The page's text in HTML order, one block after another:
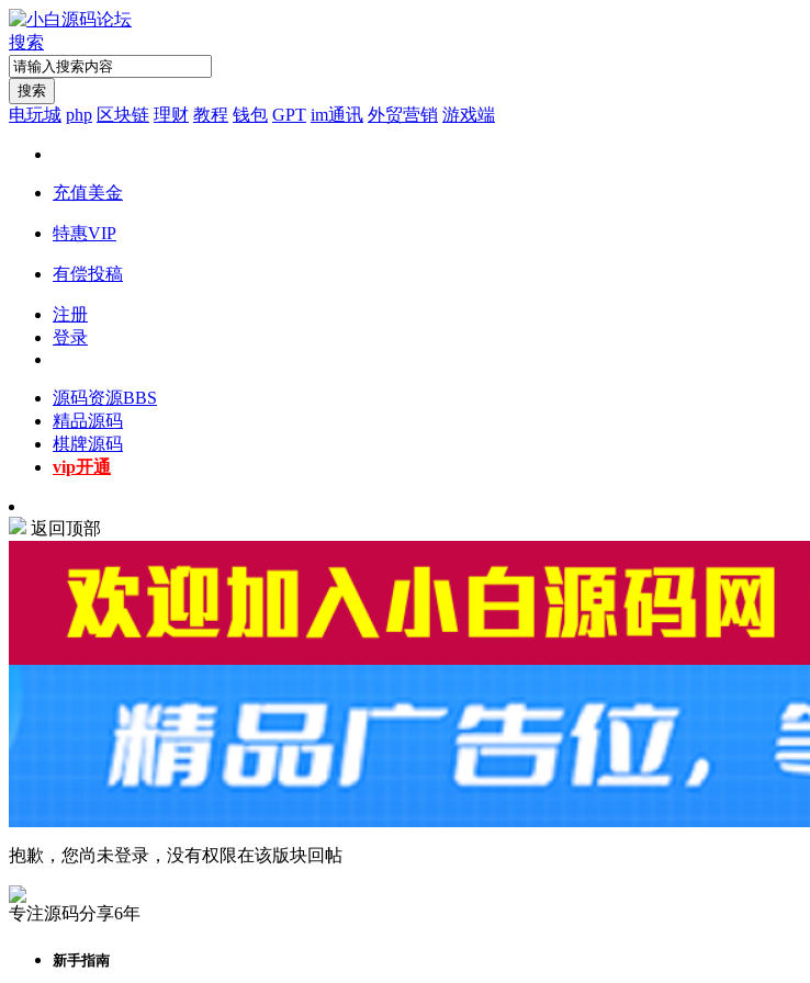
搜索
搜索
电玩城 php 区块链 理财 教程 钱包 GPT im通讯 外贸营销 游戏端
充值美金
特惠VIP
有偿投稿
注册
登录
源码资源BBS
精品源码
棋牌源码
vip开通
返回顶部
抱歉，您尚未登录，没有权限在该版块回帖
专注源码分享6年
新手指南